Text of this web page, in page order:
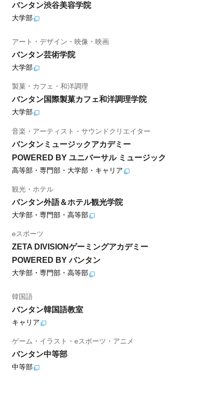
バンタン渋谷美容学院
大学部
アート・デザイン・映像・映画
バンタン芸術学院
大学部
製菓・カフェ・和洋調理
バンタン国際製菓カフェ和洋調理学院
大学部
音楽・アーティスト・サウンドクリエイター
バンタンミュージックアカデミー
POWERED BY ユニバーサル ミュージック
高等部・専門部・大学部・キャリア
観光・ホテル
バンタン外語＆ホテル観光学院
大学部・専門部・高等部
eスポーツ
ZETA DIVISIONゲーミングアカデミー
POWERED BY バンタン
大学部・専門部・高等部
韓国語
バンタン韓国語教室
キャリア
ゲーム・イラスト・eスポーツ・アニメ
バンタン中等部
中等部